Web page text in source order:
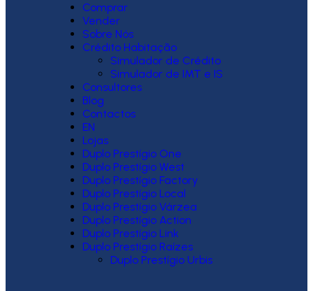
Comprar
Vender
Sobre Nós
Crédito Habitação
Simulador de Crédito
Simulador de IMT e IS
Consultores
Blog
Contactos
EN
Lojas
Duplo Prestígio One
Duplo Prestígio West
Duplo Prestígio Factory
Duplo Prestígio Local
Duplo Prestígio Várzea
Duplo Prestígio Action
Duplo Prestígio Link
Duplo Prestígio Raízes
Duplo Prestígio Urbis